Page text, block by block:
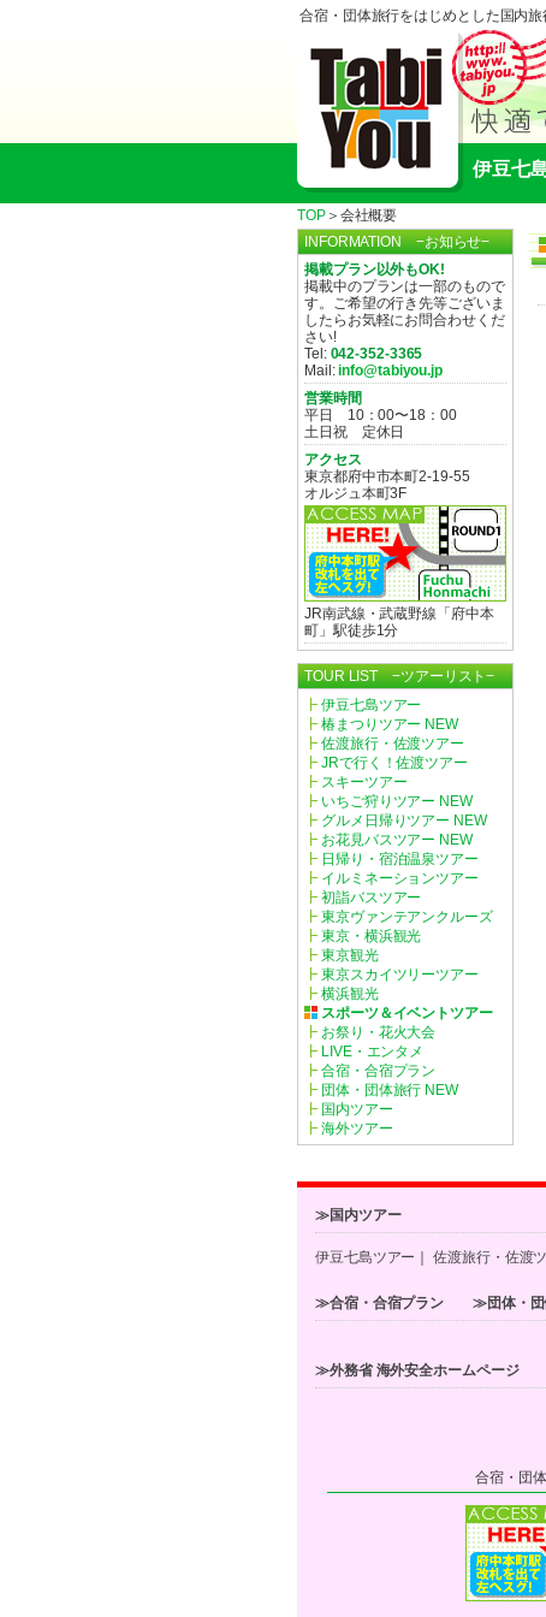
合宿・団体旅行をはじめとした国内
伊豆七
TOP＞会社概要
INFORMATION −お知らせ−
掲載プラン以外もOK!
掲載中のプランは一部のもので
す。ご希望の行き先等ございま
したらお気軽にお問合わせくだ
さい!
Tel: 042-352-3365
Mail:info@tabiyou.jp
営業時間
平日 10：00〜18：00
土日祝 定休日
アクセス
東京都府中市本町2-19-55
オルジュ本町3F
JR南武線・武蔵野線「府中本
町」駅徒歩1分
TOUR LIST −ツアーリスト−
伊豆七島ツアー
椿まつりツアー NEW
佐渡旅行・佐渡ツアー
JRで行く！佐渡ツアー
スキーツアー
いちご狩りツアー NEW
グルメ日帰りツアー NEW
お花見バスツアー NEW
日帰り・宿泊温泉ツアー
イルミネーションツアー
初詣バスツアー
東京ヴァンテアンクルーズ
東京・横浜観光
東京観光
東京スカイツリーツアー
横浜観光
スポーツ＆イベントツアー
お祭り・花火大会
LIVE・エンタメ
合宿・合宿プラン
団体・団体旅行 NEW
国内ツアー
海外ツアー
≫国内ツアー
伊豆七島ツアー 佐渡旅行・佐渡
≫合宿・合宿プラン ≫団体・団
≫外務省 海外安全ホームページ
合宿・団